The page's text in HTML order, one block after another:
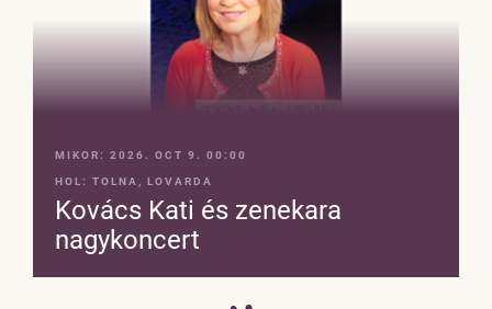
MIKOR: 2026. OCT 9. 00:00
HOL: TOLNA, LOVARDA
Kovács Kati és zenekara
nagykoncert